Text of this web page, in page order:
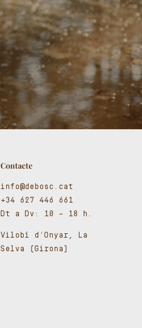
Contacte
info@debosc.cat
+34 627 446 661
Dt a Dv: 10 – 18 h.
Vilobí d’Onyar, La
Selva (Girona)